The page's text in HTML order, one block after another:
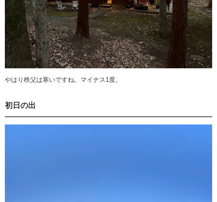
やはり秩父は寒いですね。マイナス1度。
初日の出